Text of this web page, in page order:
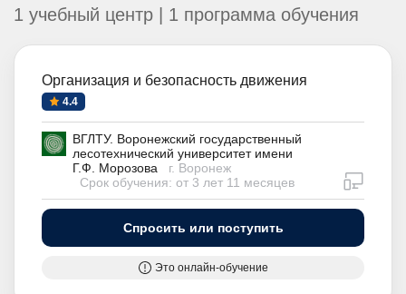
1 учебный центр | 1 программа обучения
Организация и безопасность движения
4.4
ВГЛТУ. Воронежский государственный
лесотехнический университет имени
Г.Ф. Морозова
г. Воронеж
Срок обучения: от 3 лет 11 месяцев
Спросить или поступить
Это онлайн-обучение